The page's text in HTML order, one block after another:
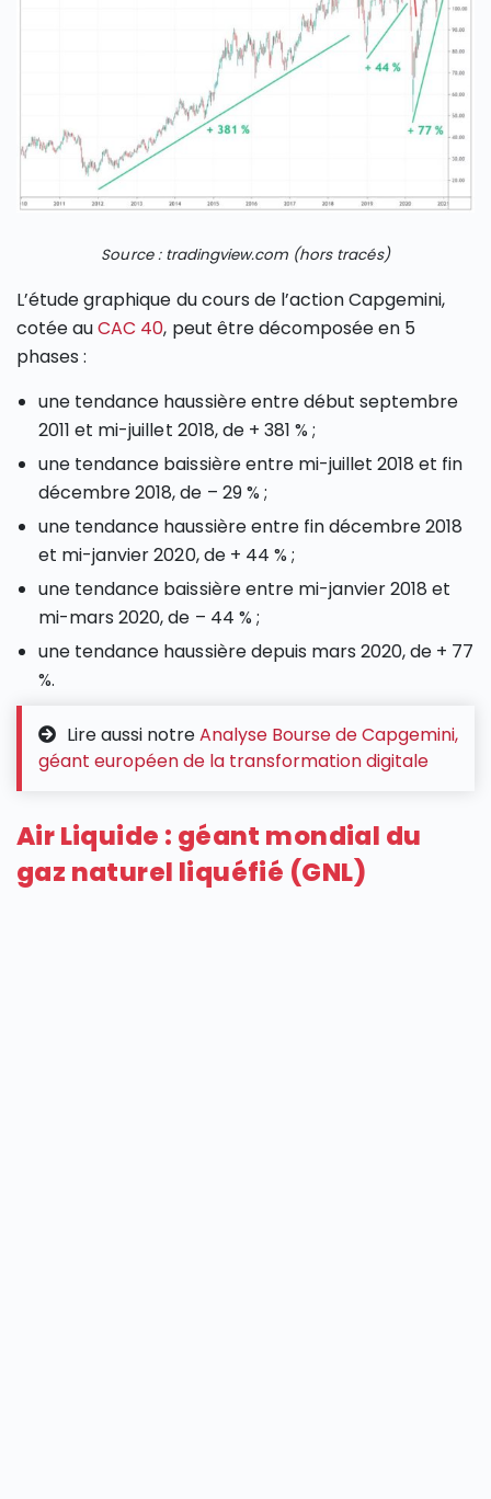
Source : tradingview.com (hors tracés)
L’étude graphique du cours de l’action Capgemini,
cotée auCAC 40, peut être décomposée en 5
phases :
une tendance haussière entre début septembre
2011 et mi-juillet 2018, de + 381 % ;
une tendance baissière entre mi-juillet 2018 et fin
décembre 2018, de – 29 % ;
une tendance haussière entre fin décembre 2018
et mi-janvier 2020, de + 44 % ;
une tendance baissière entre mi-janvier 2018 et
mi-mars 2020, de – 44 % ;
une tendance haussière depuis mars 2020, de + 77
%.
Lire aussi notreAnalyse Bourse de Capgemini,
géant européen de la transformation digitale
Air Liquide : géant mondial du
gaz naturel liquéfié (GNL)